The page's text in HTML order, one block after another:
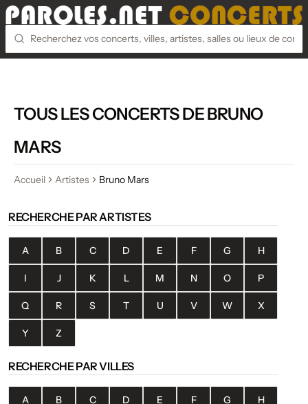
TOUS LES CONCERTS DE BRUNO
MARS
Accueil Artistes Bruno Mars
RECHERCHE PAR ARTISTES
A B C D E F G H
I J K L M N O P
Q R S T U V W X
Y Z
RECHERCHE PAR VILLES
A B C D E F G H